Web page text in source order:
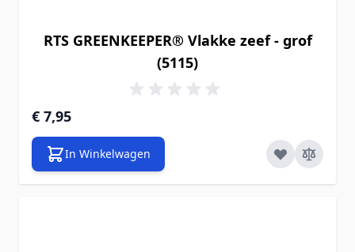
RTS GREENKEEPER® Vlakke zeef - grof
(5115)
€ 7,95
In Winkelwagen